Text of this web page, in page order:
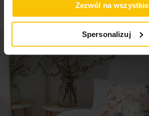
Zezwól na wszystkie
Spersonalizuj